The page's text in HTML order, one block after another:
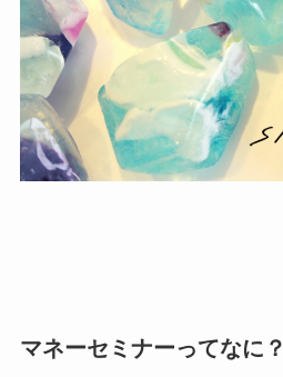
マネーセミナーってなに？